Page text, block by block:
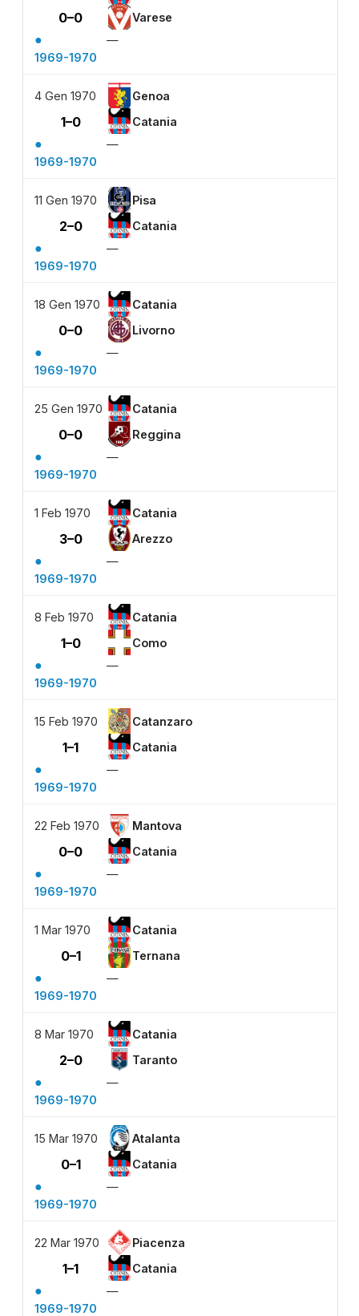
0–0 Varese
●
—
1969-1970
4 Gen 1970 Genoa
1–0 Catania
●
—
1969-1970
11 Gen 1970 Pisa
2–0 Catania
●
—
1969-1970
18 Gen 1970 Catania
0–0 Livorno
●
—
1969-1970
25 Gen 1970 Catania
0–0 Reggina
●
—
1969-1970
1 Feb 1970 Catania
3–0 Arezzo
●
—
1969-1970
8 Feb 1970 Catania
1–0 Como
●
—
1969-1970
15 Feb 1970 Catanzaro
1–1 Catania
●
—
1969-1970
22 Feb 1970 Mantova
0–0 Catania
●
—
1969-1970
1 Mar 1970 Catania
0–1 Ternana
●
—
1969-1970
8 Mar 1970 Catania
2–0 Taranto
●
—
1969-1970
15 Mar 1970 Atalanta
0–1 Catania
●
—
1969-1970
22 Mar 1970 Piacenza
1–1 Catania
●
—
1969-1970